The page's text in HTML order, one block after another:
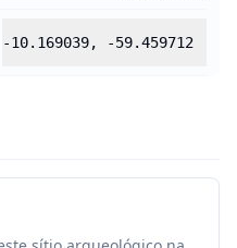
-10.169039, -59.459712